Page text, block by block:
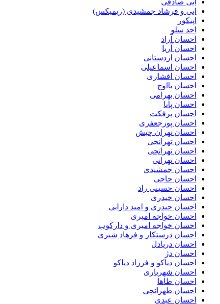
ابی و فرشاد جمشیدی (ریمیکس)
اپیکور
احد سلو
احسان آراد
احسان آریا
احسان اردستانی
احسان اسماعیلی
احسان افشاری
احسان بااوج
احسان بهرامی
احسان پایا
احسان پرفکت
احسان پورجعفری
احسان تهران چیش
احسان تهرانجی
احسان تهرانچی
احسان تهرانی
احسان جمشیدی
احسان حاجی
احسان حسینی راد
احسان حیدری
احسان حیدری و امید دارابی
احسان خواجه امیری
احسان خواجه امیری و دارکوب
احسان درستكار و فرهاد شيرى
احسان دریادل
احسان دژ
احسان دیاکو و فرزاد دیاکو
احسان شهریاری
احسان طاها
احسان طهرانچی
احسان عبدی